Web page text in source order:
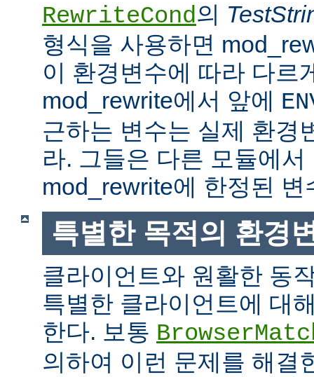
RewriteCond의
형식을 사용하면
이 환경변수에 따라 다르
mod_rewrite에서 앞에
근하는 변수는 실제 환경
라. 그들은 다른 모듈에
mod_rewrite에 한정된 변
특별한 목적의 환경
클라이언트와 원활한 동
특별한 클라이언트에 대
한다. 보통
의하여 이런 문제를 해결